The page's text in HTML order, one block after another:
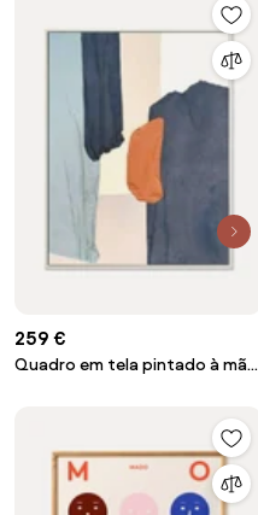
259 €
Quadro em tela pintado à mão